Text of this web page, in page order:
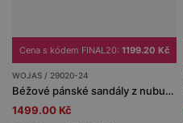
Cena s kódem FINAL20: 1199.20 Kč
WOJAS / 29020-24
Béžové pánské sandály z nubuku z kolekce Comfort
1499.00 Kč